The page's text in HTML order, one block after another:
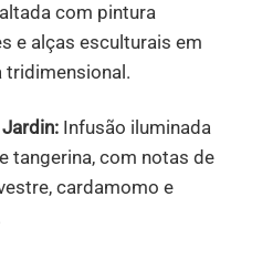
com pintura
e alças esculturais em
Infusão iluminada
tangerina, com notas de
cardamomo e